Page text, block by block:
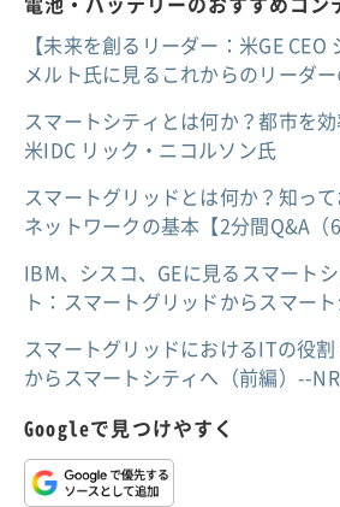
【未来を創るリーダー：米GE CEO
メルト氏に見るこれからのリーダ
スマートシティとは何か？都市を
米IDC リック・ニコルソン氏
スマートグリッドとは何か？知っ
ネットワークの基本【2分間Q&A（
IBM、シスコ、GEに見るスマート
ト：スマートグリッドからスマー
スマートグリッドにおけるITの役
からスマートシティへ（前編）--
Googleで見つけやすく